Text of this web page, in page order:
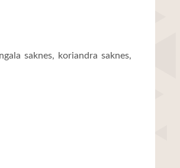
saknes, koriandra saknes,